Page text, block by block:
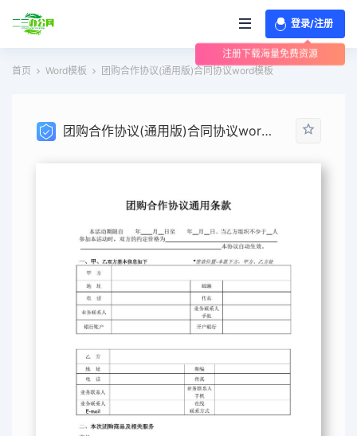
登录/注册
注册下载海量免费资源
首页
Word模板 团购合作协议(通用版)合同协议word模板
团购合作协议(通用版)合同协议word模板